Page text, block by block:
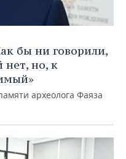
бы ни говорили,
но, к
археолога Фаяза